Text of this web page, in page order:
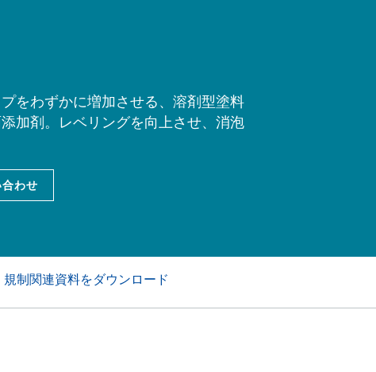
び耐火
アおよび業務・工業用洗浄剤
防食および船舶塗料
オイル&ガス分野
をわずかに増加させる、溶剤型塗料
加剤。レベリングを向上させ、消泡
わせ
規制関連資料をダウンロード